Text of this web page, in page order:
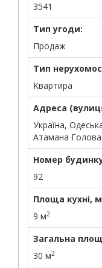
3541
Тип угоди:
Продаж
Тип
Квартира
Адреса
Україна,
Атамана
Номер
92
Площа кухні,
9 м2
Загальна
30 м2